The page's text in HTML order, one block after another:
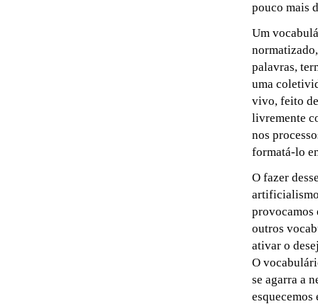
pouco mais
Um
palavras,
uma
vivo, feito
livremente
nos
formatá-lo
O fazer
provocamos
outros
ativar o
O
se agarra a
esquecemos